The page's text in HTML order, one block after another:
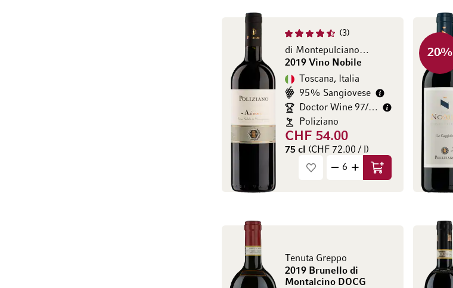
3
di Montepulciano DOCG
2019 Vino Nobile
Toscana, Italia
95% Sangiovese
Doctor Wine 97/100
Poliziano
CHF 54.00
75 cl (CHF 72.00 / l)
Aggiungi al Carrello
20%
Tenuta Greppo
2019 Brunello di
Montalcino DOCG